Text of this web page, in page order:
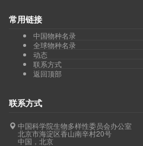
常用链接
中国物种名录
全球物种名录
动态
联系方式
返回顶部
联系方式
中国科学院生物多样性委员会办公室
北京市海淀区香山南辛村20号
中国，北京